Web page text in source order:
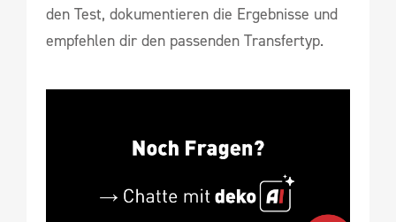
den Test, dokumentieren die Ergebnisse und
empfehlen dir den passenden Transfertyp.